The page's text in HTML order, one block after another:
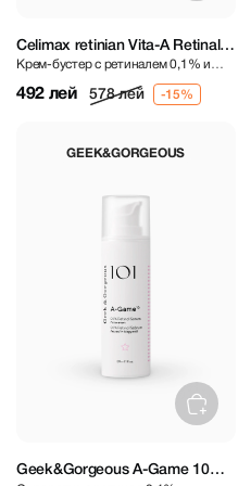
Celimax retinian Vita-A Retinal
Shot Tightening Booster 15 ml
Крем-бустер с ретиналем 0,1% и
492 лей 578 лей
GEEK&GORGEOUS
Geek&Gorgeous A-Game 10